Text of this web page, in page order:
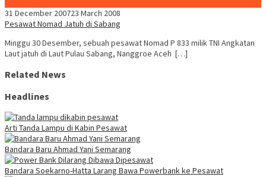
31 December 200723 March 2008
Pesawat Nomad Jatuh di Sabang
Minggu 30 Desember, sebuah pesawat Nomad P 833 milik TNI Angkatan
Laut jatuh di Laut Pulau Sabang, Nanggroe Aceh […]
Related News
Headlines
Arti Tanda Lampu di Kabin Pesawat
Bandara Baru Ahmad Yani Semarang
Bandara Soekarno-Hatta Larang Bawa Powerbank ke Pesawat